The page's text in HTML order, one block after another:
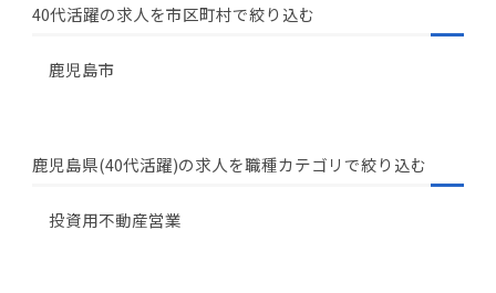
40代活躍の求人を市区町村で絞り込む
鹿児島市
鹿児島県(40代活躍)の求人を職種カテゴリで絞り込む
投資用不動産営業